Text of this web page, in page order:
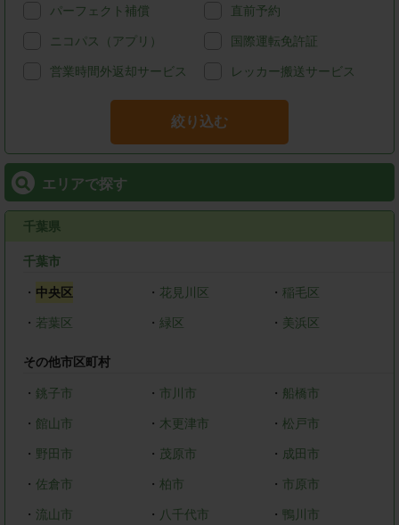
パーフェクト補償 直前予約
ニコパス（アプリ） 国際運転免許証
営業時間外返却サービス レッカー搬送サービス
絞り込む
エリアで探す
千葉県
千葉市
・ 中央区 ・ 花見川区 ・稲毛区
・ 若葉区 ・ 緑区 ・ 美浜区
その他市区町村
・ 銚子市 ・ 市川市 ・ 船橋市
・ 館山市 ・ 木更津市 ・松戸市
・ 野田市 ・ 茂原市 ・ 成田市
・ 佐倉市 ・ 柏市 ・ 市原市
・ 流山市 ・ 八千代市 ・ 鴨川市